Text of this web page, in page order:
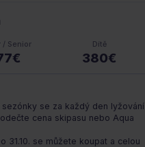
/ Senior Dítě
380€
se za každý den lyžování
cena skipasu nebo Aqua
31.10. se můžete koupat a celou